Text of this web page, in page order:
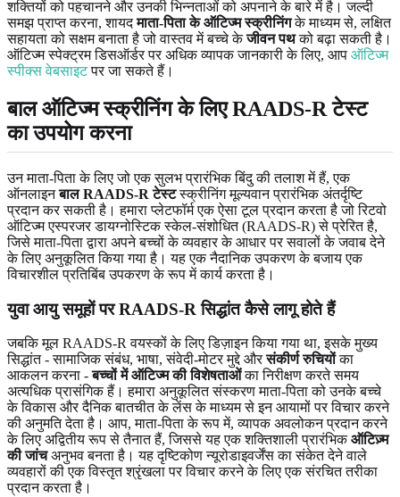
शक्तियों को पहचानने और उनकी भिन्नताओं को अपनाने के बारे में है। जल्दी
समझ प्राप्त करना, शायदमाता-पिता के ऑटिज्म स्क्रीनिंगके माध्यम से, लक्षित
सहायता को सक्षम बनाता है जो वास्तव में बच्चे केजीवन पथको बढ़ा सकती है।
ऑटिज्म स्पेक्ट्रम डिसऑर्डर पर अधिक व्यापक जानकारी के लिए, आप ऑटिज्म
स्पीक्स वेबसाइटपर जा सकते हैं।
बाल ऑटिज्म स्क्रीनिंग के लिए RAADS-R टेस्ट
का उपयोग करना
उन माता-पिता के लिए जो एक सुलभ प्रारंभिक बिंदु की तलाश में हैं, एक
ऑनलाइनबाल RAADS-R टेस्टस्क्रीनिंग मूल्यवान प्रारंभिक अंतर्दृष्टि
प्रदान कर सकती है। हमारा प्लेटफॉर्म एक ऐसा टूल प्रदान करता है जो रिटवो
ऑटिज्म एस्परजर डायग्नोस्टिक स्केल-संशोधित (RAADS-R) से प्रेरित है,
जिसे माता-पिता द्वारा अपने बच्चों के व्यवहार के आधार पर सवालों के जवाब देने
के लिए अनुकूलित किया गया है। यह एक नैदानिक ​​उपकरण के बजाय एक
विचारशील प्रतिबिंब उपकरण के रूप में कार्य करता है।
युवा आयु समूहों पर RAADS-R सिद्धांत कैसे लागू होते हैं
जबकि मूल RAADS-R वयस्कों के लिए डिज़ाइन किया गया था, इसके मुख्य
सिद्धांत - सामाजिक संबंध, भाषा, संवेदी-मोटर मुद्दे औरसंकीर्ण रुचियोंका
आकलन करना -बच्चों में ऑटिज्म की विशेषताओंका निरीक्षण करते समय
अत्यधिक प्रासंगिक हैं। हमारा अनुकूलित संस्करण माता-पिता को उनके बच्चे
के विकास और दैनिक बातचीत के लेंस के माध्यम से इन आयामों पर विचार करने
की अनुमति देता है। आप, माता-पिता के रूप में, व्यापक अवलोकन प्रदान करने
के लिए अद्वितीय रूप से तैनात हैं, जिससे यह एक शक्तिशाली प्रारंभिकऑटिज़्म
की जांचअनुभव बनता है। यह दृष्टिकोण न्यूरोडाइवर्जेंस का संकेत देने वाले
व्यवहारों की एक विस्तृत श्रृंखला पर विचार करने के लिए एक संरचित तरीका
प्रदान करता है।